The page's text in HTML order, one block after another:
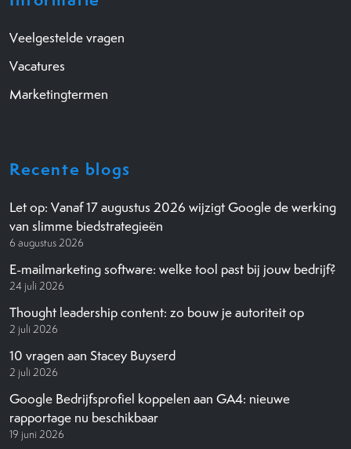
Veelgestelde vragen
Vacatures
Marketingtermen
Recente blogs
Let op: Vanaf 17 augustus 2026 wijzigt Google de werking
van slimme biedstrategieën
6 augustus 2026
E-mailmarketing software: welke tool past bij jouw bedrijf?
24 juli 2026
Thought leadership content: zo bouw je autoriteit op
2 juli 2026
10 vragen aan Stacey Buyserd
2 juli 2026
Google Bedrijfsprofiel koppelen aan GA4: nieuwe
rapportage nu beschikbaar
19 juni 2026